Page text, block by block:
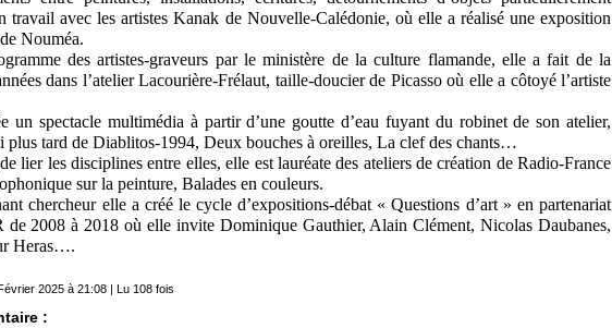
travail avec les artistes Kanak de Nouvelle-Calédonie, où elle a réalisé une exposition
Nouméa.
des artistes-graveurs par le ministère de la culture flamande, elle a fait de la
dans l’atelier Lacourière-Frélaut, taille-doucier de Picasso où elle a côtoyé l’artiste
un spectacle multimédia à partir d’une goutte d’eau fuyant du robinet de son atelier,
plus tard de Diablitos-1994, Deux bouches à oreilles, La clef des chants…
lier les disciplines entre elles, elle est lauréate des ateliers de création de Radio-France
sur la peinture, Balades en couleurs.
chercheur elle a créé le cycle d’expositions-débat « Questions d’art » en partenariat
2008 à 2018 où elle invite Dominique Gauthier, Alain Clément, Nicolas Daubanes,
Heras….
2025 à 21:08 | Lu 108 fois
: